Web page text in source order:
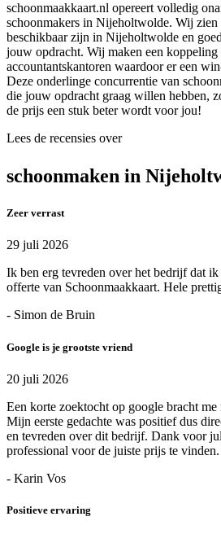
schoonmaakkaart.nl opereert volledig
schoonmakers in Nijeholtwolde. Wij zien
beschikbaar zijn in Nijeholtwolde en
jouw opdracht. Wij maken een koppeling
accountantskantoren waardoor er een
Deze onderlinge concurrentie van
die jouw opdracht graag willen hebben,
de prijs een stuk beter wordt voor jou!
Lees de recensies over
schoonmaken in
Zeer verrast
29 juli 2026
Ik ben erg tevreden over het bedrijf dat
offerte van Schoonmaakkaart. Hele
- Simon de Bruin
Google is je grootste vriend
20 juli 2026
Een korte zoektocht op google bracht me
Mijn eerste gedachte was positief dus
en tevreden over dit bedrijf. Dank voor
professional voor de juiste prijs te vinden.
- Karin Vos
Positieve ervaring